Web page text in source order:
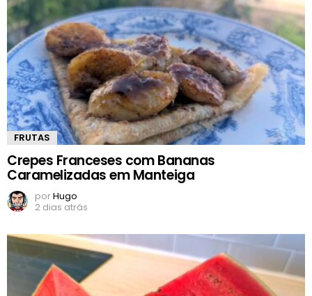
FRUTAS
Crepes Franceses com Bananas
Caramelizadas em Manteiga
porHugo
2 dias atrás